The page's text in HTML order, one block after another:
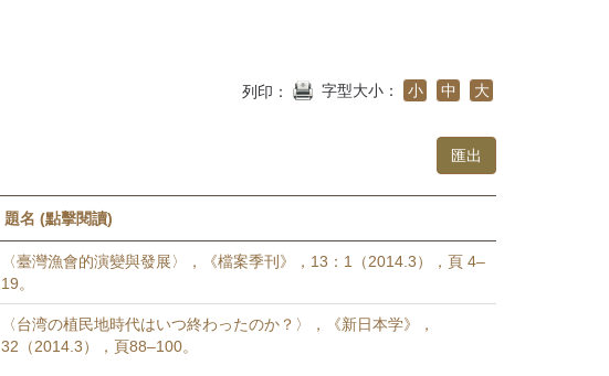
列印： 字型大小： 小 中 大
題名 (點擊閱讀)
〈臺灣漁會的演變與發展〉，《檔案季刊》，13：1（2014.3），頁 4–
19。
〈台湾の植民地時代はいつ終わったのか？〉，《新日本学》，
32（2014.3），頁88–100。